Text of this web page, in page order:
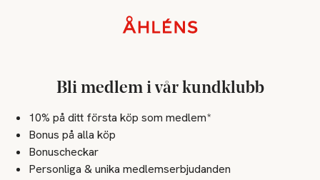
Bli medlem i vår kundklubb
10% på ditt första köp som medlem*
Bonus på alla köp
Bonuscheckar
Personliga & unika medlemserbjudanden